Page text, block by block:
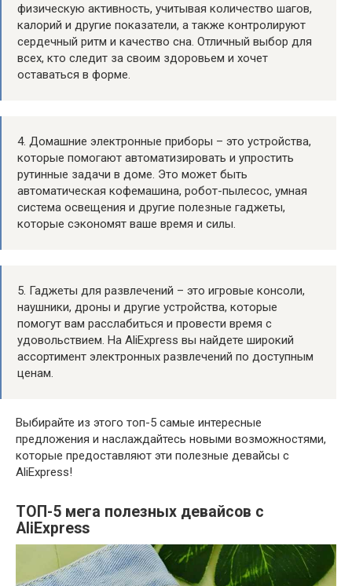
физическую активность, учитывая количество шагов,
калорий и другие показатели, а также контролируют
сердечный ритм и качество сна. Отличный выбор для
всех, кто следит за своим здоровьем и хочет
оставаться в форме.
4. Домашние электронные приборы – это устройства,
которые помогают автоматизировать и упростить
рутинные задачи в доме. Это может быть
автоматическая кофемашина, робот-пылесос, умная
система освещения и другие полезные гаджеты,
которые сэкономят ваше время и силы.
5. Гаджеты для развлечений – это игровые консоли,
наушники, дроны и другие устройства, которые
помогут вам расслабиться и провести время с
удовольствием. На AliExpress вы найдете широкий
ассортимент электронных развлечений по доступным
ценам.
Выбирайте из этого топ-5 самые интересные
предложения и наслаждайтесь новыми возможностями,
которые предоставляют эти полезные девайсы с
AliExpress!
ТОП-5 мега полезных девайсов с
AliExpress